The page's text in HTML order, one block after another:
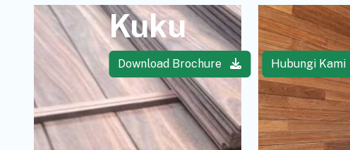
Kuku
Download Brochure Hubungi Kami